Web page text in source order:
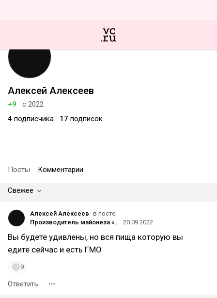
Алексей Алексеев
+9
с 2022
4 подписчика 17 подписок
Посты Комментарии
Свежее
Алексей Алексеев в посте
Производитель майонеза «Слобода» вложил 100 млн рублей в разработку синтезированного растительного масла 20.09.2022
Вы будете удивлены, но вся пища которую вы
едите сейчас и есть ГМО
9
Ответить